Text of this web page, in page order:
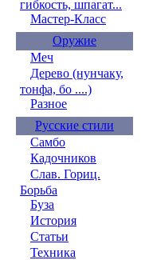
гибкость, шпагат...
Мастер-Класс
Оружие
Меч
Дерево (нунчаку,
тонфа, бо ....)
Разное
Русские стили
Самбо
Кадочников
Слав. Гориц.
Борьба
Буза
История
Статьи
Техника